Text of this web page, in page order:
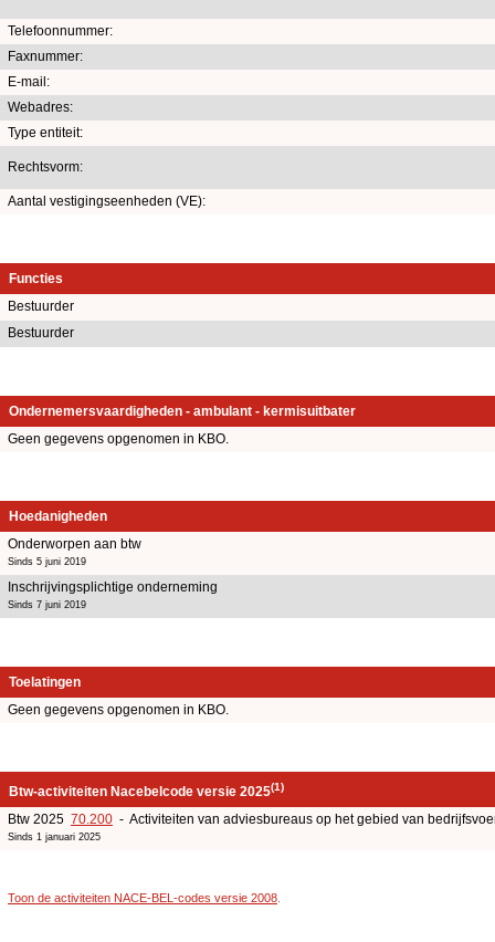
Telefoonnummer:
Faxnummer:
E-mail:
Webadres:
Type entiteit:
Rechtsvorm:
Aantal vestigingseenheden (VE):
Functies
Bestuurder
Bestuurder
Ondernemersvaardigheden - ambulant - kermisuitbater
Geen gegevens opgenomen in KBO.
Hoedanigheden
Onderworpen aan btw
Sinds 5 juni 2019
Inschrijvingsplichtige onderneming
Sinds 7 juni 2019
Toelatingen
Geen gegevens opgenomen in KBO.
Btw-activiteiten Nacebelcode versie 2025(1)
Btw 2025 70.200 - Activiteiten van adviesbureaus op het gebied van
Sinds 1 januari 2025
Toon de activiteiten NACE-BEL-codes versie 2008